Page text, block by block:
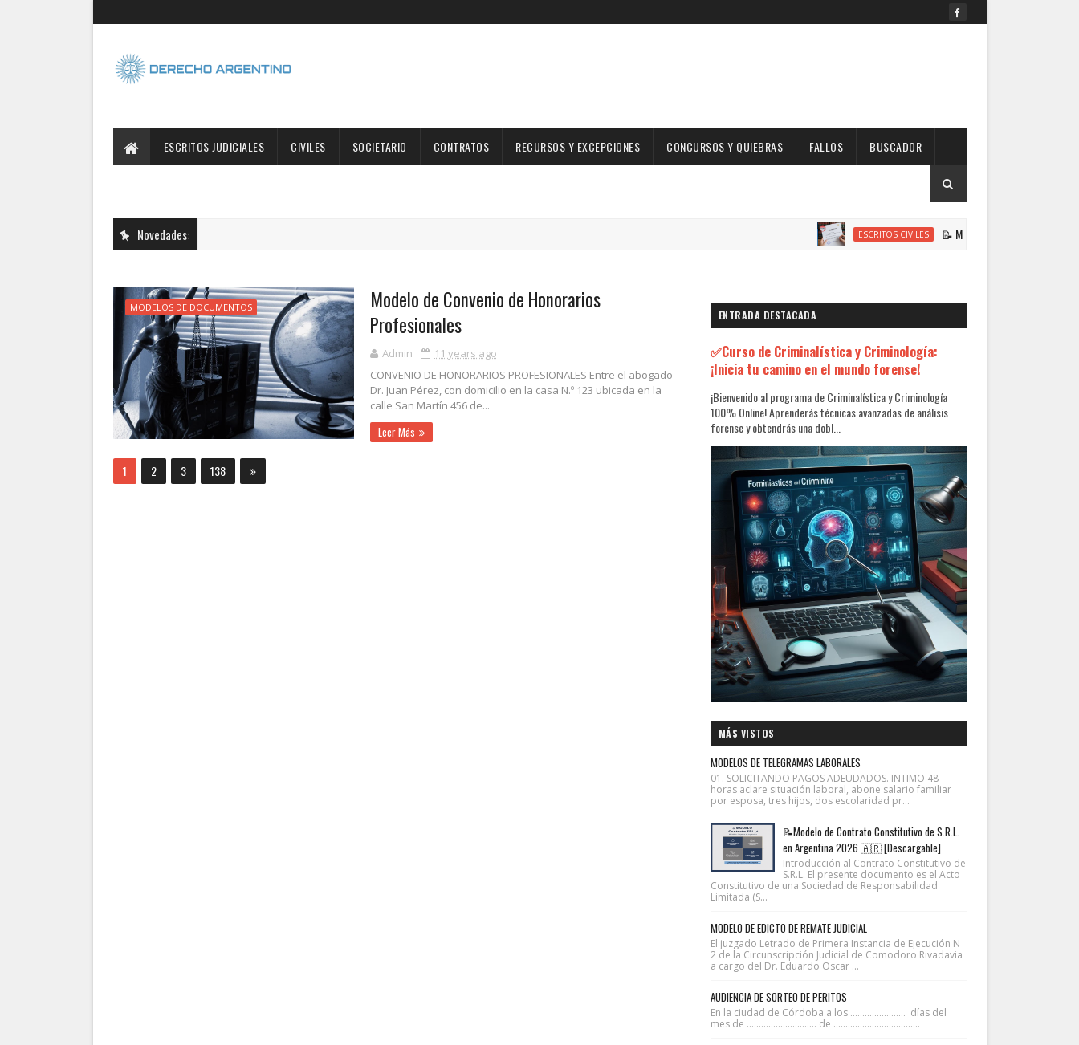
ESCRITOS JUDICIALES CIVILES SOCIETARIO CONTRATOS RECURSOS Y EXCEPCIONES CONCURSOS Y QUIEBRAS FALLOS BUSCADOR
Novedades: ESCRITOS CIVILES 📝 Modelo de Escrito Solicitando
MODELOS DE DOCUMENTOS
Modelo de Convenio de Honorarios
Profesionales
Admin
11 years ago
CONVENIO DE HONORARIOS PROFESIONALES Entre el abogado
Dr. Juan Pérez, con domicilio en la casa N.º 123 ubicada en la
calle San Martín 456 de...
Leer Más
1 2 3 138
ENTRADA DESTACADA
✅Curso de Criminalística y Criminología:
¡Inicia tu camino en el mundo forense!
¡Bienvenido al programa de Criminalística y Criminología
100% Online! Aprenderás técnicas avanzadas de análisis
forense y obtendrás una dobl...
MÁS VISTOS
MODELOS DE TELEGRAMAS LABORALES
01. SOLICITANDO PAGOS ADEUDADOS. INTIMO 48
horas aclare situación laboral, abone salario familiar
por esposa, tres hijos, dos escolaridad pr...
📝Modelo de Contrato Constitutivo de S.R.L.
en Argentina 2026 🇦🇷 [Descargable]
Introducción al Contrato Constitutivo de
S.R.L. El presente documento es el Acto
Constitutivo de una Sociedad de Responsabilidad
Limitada (S...
MODELO DE EDICTO DE REMATE JUDICIAL
El juzgado Letrado de Primera Instancia de Ejecución N
2 de la Circunscripción Judicial de Comodoro Rivadavia
a cargo del Dr. Eduardo Oscar ...
AUDIENCIA DE SORTEO DE PERITOS
En la ciudad de Córdoba a los ....................... días del
mes de ............................. de ....................................